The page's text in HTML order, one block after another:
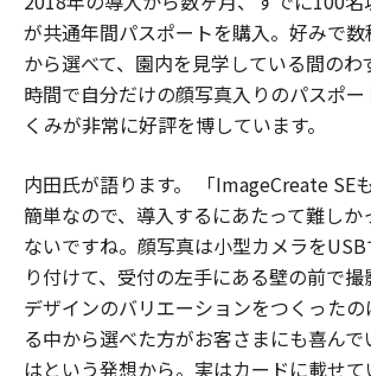
が共通年間パスポートを購入。好みで
から選べて、園内を見学している間のわ
時間で自分だけの顔写真入りのパスポ
くみが非常に好評を博しています。
内田氏が語ります。 「ImageCreate SE
簡単なので、導入するにあたって難しか
ないですね。顔写真は小型カメラを
り付けて、受付の左手にある壁の前で撮
デザインのバリエーションをつくった
る中から選べた方がお客さまにも喜ん
はという発想から。実はカードに載せ